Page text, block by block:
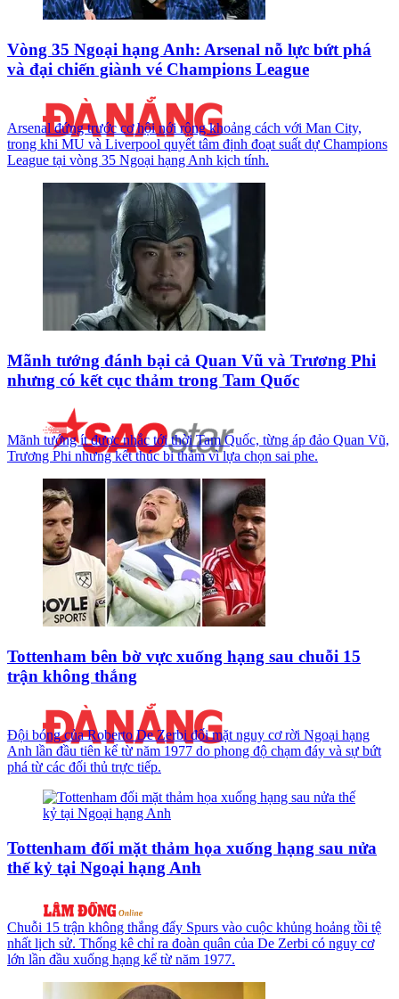
Vòng 35 Ngoại hạng Anh: Arsenal nỗ lực bứt phá
và đại chiến giành vé Champions League
Arsenal đứng trước cơ hội nới rộng khoảng cách với Man City,
trong khi MU và Liverpool quyết tâm định đoạt suất dự Champions
League tại vòng 35 Ngoại hạng Anh kịch tính.
Mãnh tướng đánh bại cả Quan Vũ và Trương Phi
nhưng có kết cục thảm trong Tam Quốc
Mãnh tướng ít được nhắc tới thời Tam Quốc, từng áp đảo Quan Vũ,
Trương Phi nhưng kết thúc bi thảm vì lựa chọn sai phe.
Tottenham bên bờ vực xuống hạng sau chuỗi 15
trận không thắng
Đội bóng của Roberto De Zerbi đối mặt nguy cơ rời Ngoại hạng
Anh lần đầu tiên kể từ năm 1977 do phong độ chạm đáy và sự bứt
phá từ các đối thủ trực tiếp.
Tottenham đối mặt thảm họa xuống hạng sau nửa
thế kỷ tại Ngoại hạng Anh
Chuỗi 15 trận không thắng đẩy Spurs vào cuộc khủng hoảng tồi tệ
nhất lịch sử. Thống kê chỉ ra đoàn quân của De Zerbi có nguy cơ
lớn lần đầu xuống hạng kể từ năm 1977.